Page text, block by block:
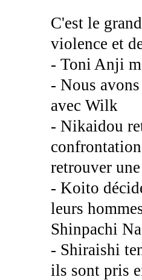
C'est le
violence et
- Toni Anji
- Nous
avec Wilk
- Nikaidou
retrouver
- Koito
leurs
Shinpachi
- Shiraishi
ils sont pris